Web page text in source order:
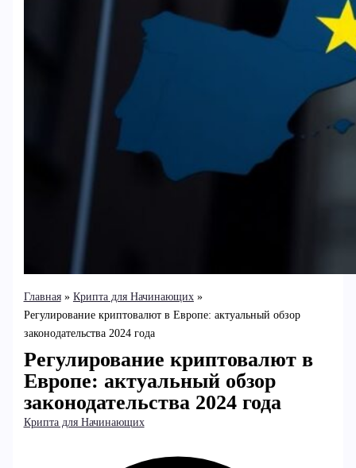
Главная
Крипта для Начинающих
Регулирование криптовалют в Европе: актуальный обзор
законодательства 2024 года
Регулирование криптовалют в
Европе: актуальный обзор
законодательства 2024 года
Крипта для Начинающих